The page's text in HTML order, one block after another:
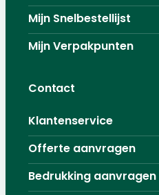
Mijn Snelbestellijst
Mijn Verpakpunten
Contact
Klantenservice
Offerte aanvragen
Bedrukking aanvragen